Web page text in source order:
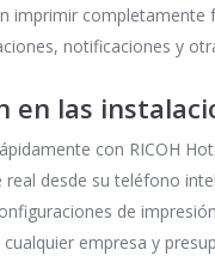
imprimir
notificaciones y
las
con RICOH
real desde su teléfono
de
empresa y